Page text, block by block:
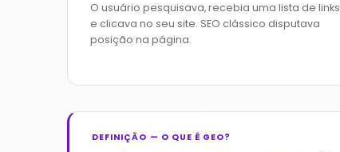
O usuário pesquisava, recebia uma lista de links
e clicava no seu site. SEO clássico disputava
posição na página.
DEFINIÇÃO — O QUE É GEO?